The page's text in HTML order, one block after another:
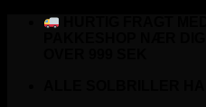
Fortsæt